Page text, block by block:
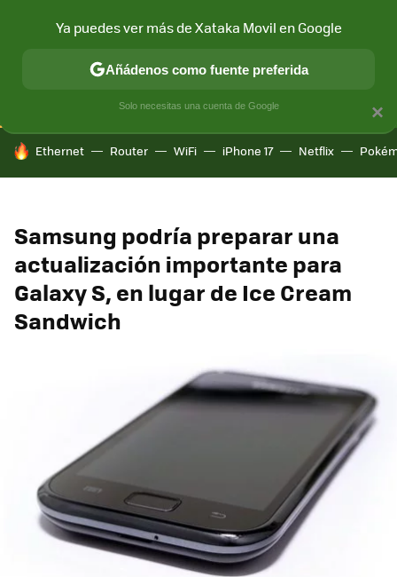
CONECTIVIDAD MÓVIL Y SOCIEDAD APLICACIONES
HOY SE HABLA DE
Ethernet Router WiFi iPhone 17 Netflix
Samsung podría preparar una
actualización importante para
Galaxy S, en lugar de Ice Cream
Sandwich
×
Ya puedes ver más de Xataka Movil en Google
Añádenos como fuente preferida
Solo necesitas una cuenta de Google